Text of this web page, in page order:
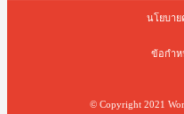
© Copyright 2021
นโยบาย
ข้อกำห